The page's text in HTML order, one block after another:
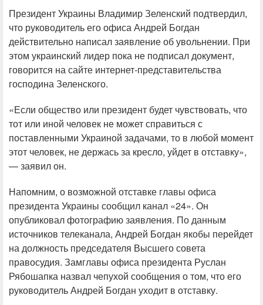
Президент Украины Владимир Зеленский подтвердил,
что руководитель его офиса Андрей Богдан
действительно написал заявление об увольнении. При
этом украинский лидер пока не подписал документ,
говорится на сайте интернет-представительства
господина Зеленского.
«Если общество или президент будет чувствовать, что
тот или иной человек не может справиться с
поставленными Украиной задачами, то в любой момент
этот человек, не держась за кресло, уйдет в отставку»,
— заявил он.
Напомним, о возможной отставке главы офиса
президента Украины сообщил канал «24». Он
опубликовал фотографию заявления. По данным
источников телеканала, Андрей Богдан якобы перейдет
на должность председателя Высшего совета
правосудия. Замглавы офиса президента Руслан
Рябошапка назвал чепухой сообщения о том, что его
руководитель Андрей Богдан уходит в отставку.